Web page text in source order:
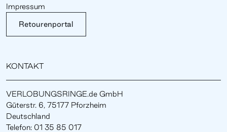
Impressum
Retourenportal
KONTAKT
VERLOBUNGSRINGE.de GmbH
Güterstr. 6, 75177 Pforzheim
Deutschland
Telefon: 01 35 85 017